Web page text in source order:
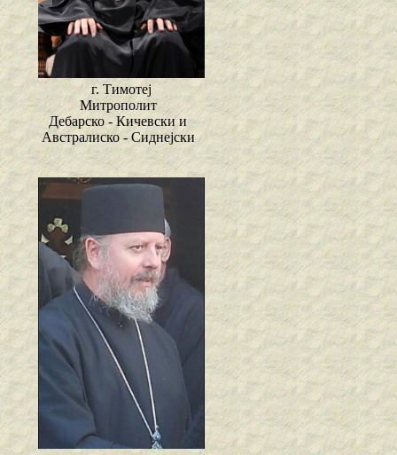
г. Тимотеј
Митрополит
Дебарско - Кичевски и
Австралиско - Сиднејски